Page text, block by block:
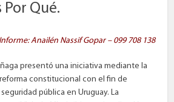
Por Qué.
Informe: Anailén Nassif Gopar – 099 708 138
presentó una iniciativa mediante la
constitucional con el fin de
pública en Uruguay. La